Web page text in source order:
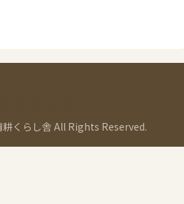
くらし舎 All Rights Reserved.